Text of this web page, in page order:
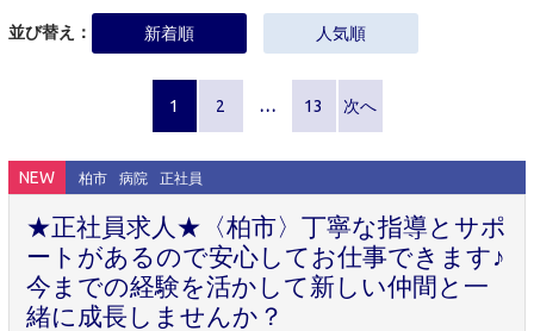
並び替え： 新着順 人気順
1 2 … 13 次へ
NEW 柏市 病院 正社員
★正社員求人★〈柏市〉丁寧な指導とサポ
ートがあるので安心してお仕事できます♪
今までの経験を活かして新しい仲間と一
緒に成長しませんか？